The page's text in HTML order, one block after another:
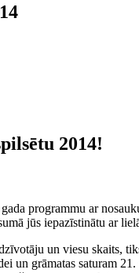
2014!
programmu ar
jūs iepazīstinātu ar
un viesu skaits,
un grāmatas saturam